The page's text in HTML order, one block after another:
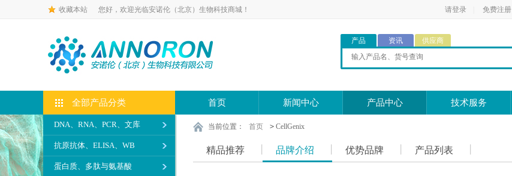
收藏本站 您好，欢迎光临安诺伦（北京）生物科技商城！ 请登录 免费注册
产品 资讯 供应商
全部产品分类
DNA、RNA、PCR、文库
抗原抗体、ELISA、WB
蛋白质、多肽与氨基酸
首页 新闻中心 产品中心 技术服务
当前位置： 首页 > CellGenix
精品推荐 品牌介绍 优势品牌 产品列表